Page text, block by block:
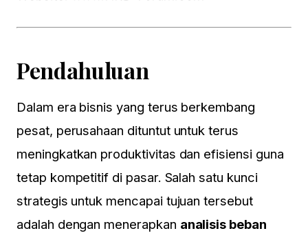
Pendahuluan
Dalam era bisnis yang terus berkembang
pesat, perusahaan dituntut untuk terus
meningkatkan produktivitas dan efisiensi guna
tetap kompetitif di pasar. Salah satu kunci
strategis untuk mencapai tujuan tersebut
adalah dengan menerapkan analisis beban